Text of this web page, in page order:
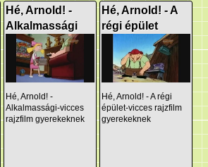
Hé, Arnold! -
Alkalmassági
Hé, Arnold! -
Alkalmassági-vicces
rajzfilm gyerekeknek
Hé, Arnold! - A
régi épület
Hé, Arnold! - A régi
épület-vicces rajzfilm
gyerekeknek